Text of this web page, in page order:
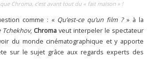
Chroma, c’est avant tout du « fait maison » !
comme : « Qu’est-ce qu’un film ?» à la
Tchekhov, Chroma veut interpeler le spectateur
du monde cinématographique et y apporte
sur le sujet grâce aux regards experts des